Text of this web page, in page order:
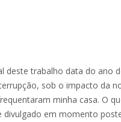
deste trabalho data do ano
sob o impacto da
minha casa. O
divulgado em momento